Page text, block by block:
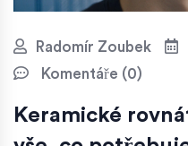
Radomír Zoubek
Komentáře (0)
Keramické